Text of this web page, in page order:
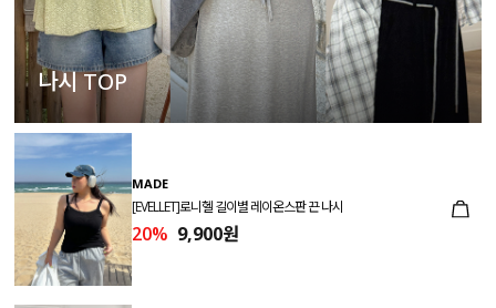
나시 TOP
MADE
[EVELLET]로니헬 길이별 레이온스판 끈 나시
20% 9,900원